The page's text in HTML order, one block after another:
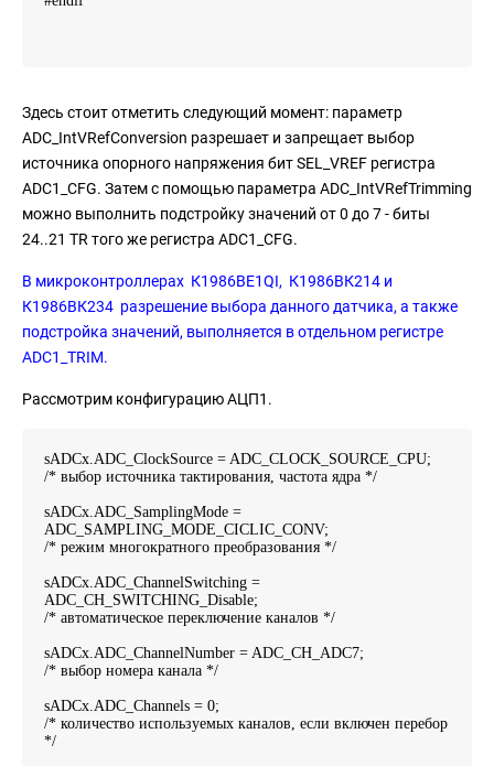
Здесь стоит отметить следующий момент: параметр
ADC_IntVRefConversion разрешает и запрещает выбор
источника опорного напряжения бит SEL_VREF регистра
ADC1_CFG. Затем с помощью параметра ADC_IntVRefTrimming
можно выполнить подстройку значений от 0 до 7 - биты
24..21 TR того же регистра ADC1_CFG.
В микроконтроллерах К1986ВЕ1QI, К1986ВК214 и
К1986ВК234 разрешение выбора данного датчика, а также
подстройка значений, выполняется в отдельном регистре
ADC1_TRIM.
Рассмотрим конфигурацию АЦП1.
sADCx.ADC_ClockSource = ADC_CLOCK_SOURCE_CPU;
/* выбор источника тактирования, частота ядра */
sADCx.ADC_SamplingMode =
ADC_SAMPLING_MODE_CICLIC_CONV;
/* режим многократного преобразования */
sADCx.ADC_ChannelSwitching =
ADC_CH_SWITCHING_Disable;
/* автоматическое переключение каналов */
sADCx.ADC_ChannelNumber = ADC_CH_ADC7;
/* выбор номера канала */
sADCx.ADC_Channels = 0;
/* количество используемых каналов, если включен перебор
*/